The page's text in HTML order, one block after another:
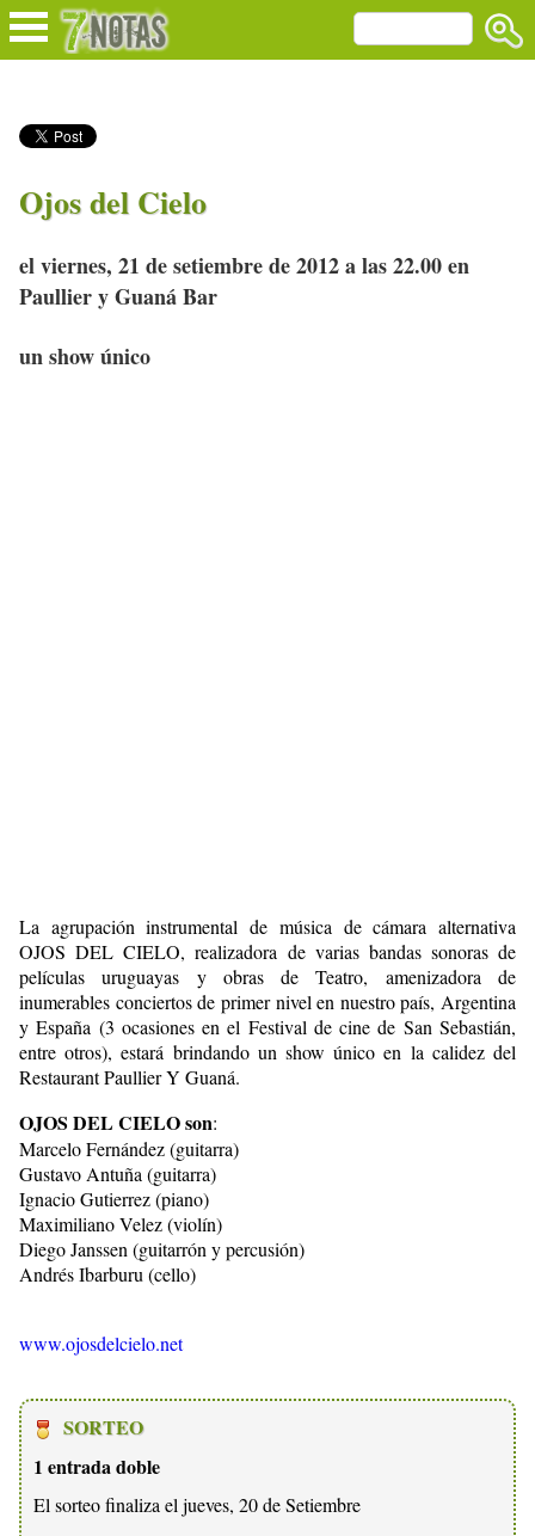
Ojos del Cielo
el viernes, 21 de setiembre de 2012 a las 22.00 en
Paullier y Guaná Bar
un show único
La agrupación instrumental de música de cámara alternativa
OJOS DEL CIELO, realizadora de varias bandas sonoras de
películas uruguayas y obras de Teatro, amenizadora de
inumerables conciertos de primer nivel en nuestro país, Argentina
y España (3 ocasiones en el Festival de cine de San Sebastián,
entre otros), estará brindando un show único en la calidez del
Restaurant Paullier Y Guaná.
OJOS DEL CIELO son:
Marcelo Fernández (guitarra)
Gustavo Antuña (guitarra)
Ignacio Gutierrez (piano)
Maximiliano Velez (violín)
Diego Janssen (guitarrón y percusión)
Andrés Ibarburu (cello)
www.ojosdelcielo.net
SORTEO
1 entrada doble
El sorteo finaliza el jueves, 20 de Setiembre